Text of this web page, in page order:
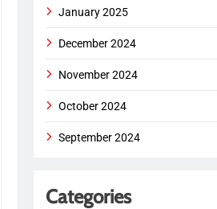
January 2025
December 2024
November 2024
October 2024
September 2024
Categories